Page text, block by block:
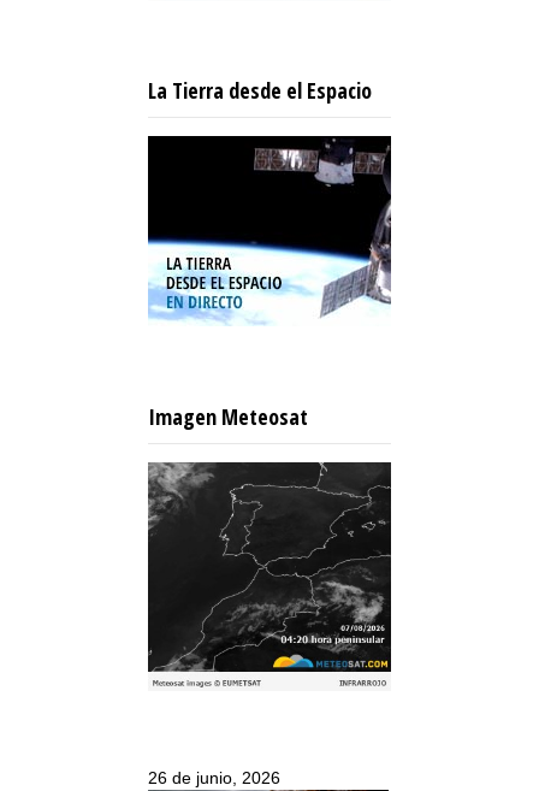
La Tierra desde el Espacio
Imagen Meteosat
26 de junio, 2026